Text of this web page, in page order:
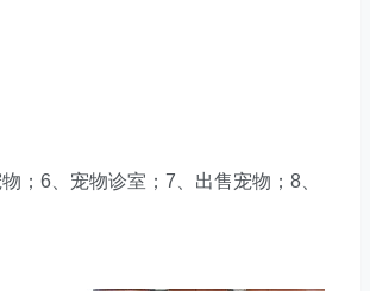
6、宠物诊室；7、出售宠物；8、